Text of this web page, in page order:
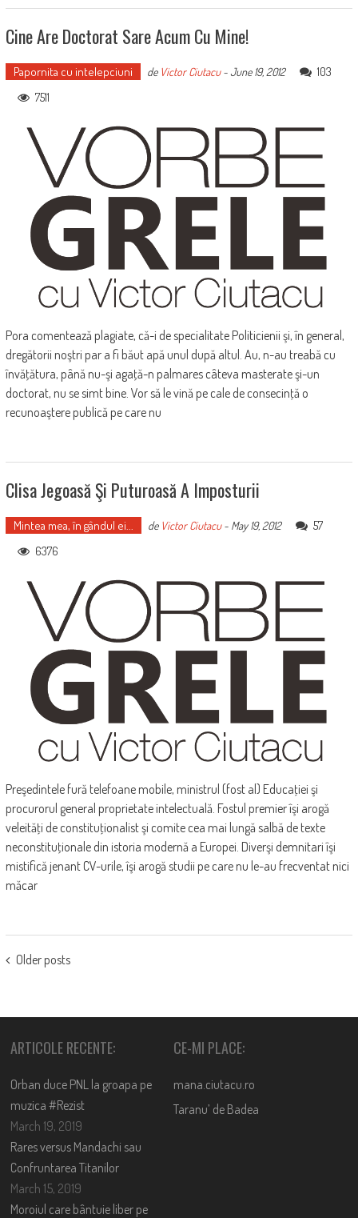
Cine Are Doctorat Sare Acum Cu Mine!
Papornita cu intelepciuni de Victor Ciutacu-June 19, 2012
103
7511
Pora comentează plagiate, că-i de specialitate Politicienii şi, în general,
dregătorii noştri par a fi băut apă unul după altul. Au, n-au treabă cu
învăţătura, până nu-şi agaţă-n palmares câteva masterate şi-un
doctorat, nu se simt bine. Vor să le vină pe cale de consecinţă o
recunoaştere publică pe care nu
Clisa Jegoasă Şi Puturoasă A Imposturii
Mintea mea, în gândul ei... de Victor Ciutacu- May 19, 2012
57
6376
Preşedintele fură telefoane mobile, ministrul (fost al) Educaţiei şi
procurorul general proprietate intelectuală. Fostul premier îşi arogă
veleităţi de constituţionalist şi comite cea mai lungă salbă de texte
neconstituţionale din istoria modernă a Europei. Diverşi demnitari îşi
mistifică jenant CV-urile, îşi arogă studii pe care nu le-au frecventat nici
măcar
POSTS
Older posts
ARTICOLE RECENTE:
Orban duce PNL la groapa pe
muzica #Rezist
March 19, 2019
Rares versus Mandachi sau
Confruntarea Titanilor
March 15, 2019
Moroiul care bântuie liber pe
CE-MI PLACE:
mana.ciutacu.ro
Taranu’ de Badea